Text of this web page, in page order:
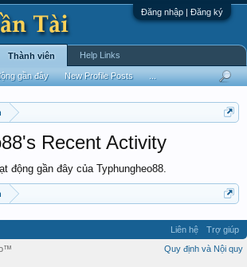
Đăng nhập | Đăng ký
Recent Activity
động gần đây của Typhungheo88.
Thành viên
gần đây New Profile Posts
Help Links
Liên hệ
Trợ giúp
Quy định và Nội quy